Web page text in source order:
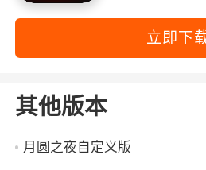
立即下
其他版本
月圆之夜自定义版